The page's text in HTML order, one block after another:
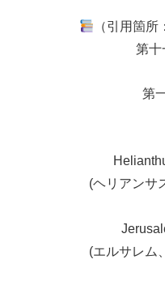
（引用箇所
第
第
(ヘリアンサ
(エルサレム